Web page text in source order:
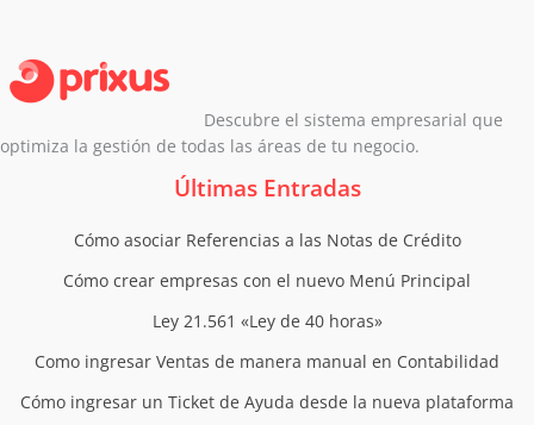
Descubre el sistema empresarial que
optimiza la gestión de todas las áreas de tu negocio.
Últimas Entradas
Cómo asociar Referencias a las Notas de Crédito
Cómo crear empresas con el nuevo Menú Principal
Ley 21.561 «Ley de 40 horas»
Como ingresar Ventas de manera manual en Contabilidad
Cómo ingresar un Ticket de Ayuda desde la nueva plataforma